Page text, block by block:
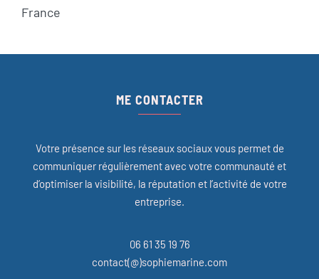
France
ME CONTACTER
Votre présence sur les réseaux sociaux vous permet de
communiquer régulièrement avec votre communauté et
d’optimiser la visibilité, la réputation et l’activité de votre
entreprise.
06 61 35 19 76
contact(@)sophiemarine.com